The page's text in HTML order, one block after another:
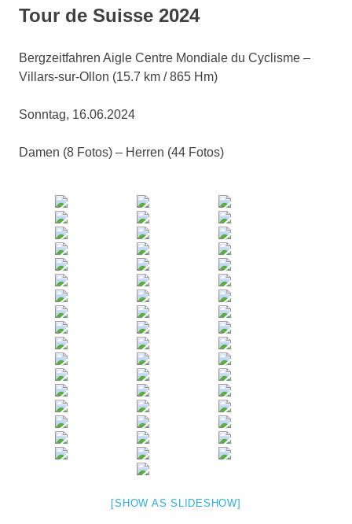
Tour de Suisse 2024
Bergzeitfahren Aigle Centre Mondiale du Cyclisme –
Villars-sur-Ollon (15.7 km / 865 Hm)
Sonntag, 16.06.2024
Damen (8 Fotos) – Herren (44 Fotos)
[SHOW AS SLIDESHOW]